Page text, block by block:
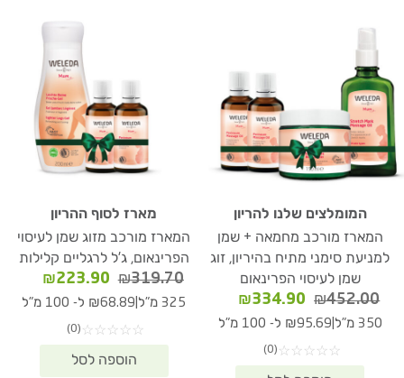
המומלצים שלנו להריון
המארז מורכב מחמאה + שמן
למניעת סימני מתיח בהיריון, זוג
שמן לעיסוי הפרינאום
₪452.00
המחיר
המקורי
₪452.00.
₪334.90
המחיר
הנוכחי
350 מ"ל ₪95.69 ל- 100 מ"ל
☆
☆
☆
☆
☆
(0)
מארז לסוף ההריון
המארז מורכב מזוג שמן לעיסוי
הפרינאום, ג'ל לרגליים קלילות
₪319.70
המחיר
המקורי
₪319.70.
₪223.90
הנוכחי
325 מ"ל ₪68.89 ל- 100 מ"ל
☆
☆
☆
☆
☆
(0)